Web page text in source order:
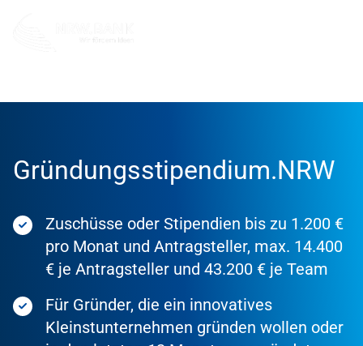
Gründungsstipendium.NRW
Zuschüsse oder Stipendien bis zu 1.200 €
pro Monat und Antragsteller, max. 14.400
€ je Antragsteller und 43.200 € je Team
Für Gründer, die ein innovatives
Kleinstunternehmen gründen wollen oder